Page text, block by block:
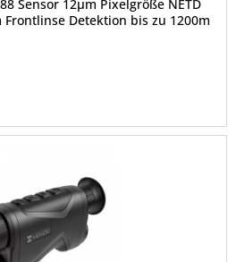
Sensor 12μm Pixelgröße NETD
Detektion bis zu 1200m